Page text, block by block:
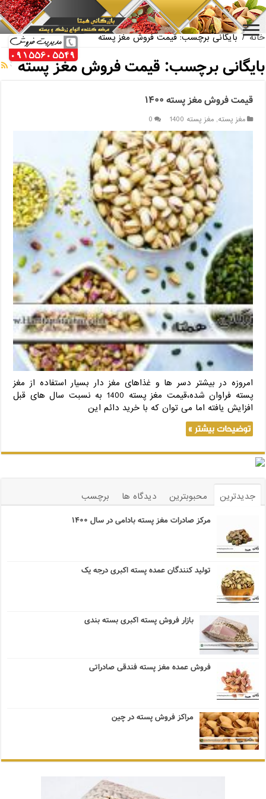
بازار فروش پسته اکبری بسته بندی
خانه / بایگانی برچسب: قیمت فروش مغز پسته
بایگانی برچسب: قیمت فروش مغز پسته
قیمت فروش مغز پسته ۱۴۰۰
مغز پسته,مغز پسته 1400 0
امروزه در بیشتر دسر ها و غذاهای مغز دار بسیار استفاده از مغز
پسته فراوان شده،قیمت مغز پسته 1400 به نسبت سال های قبل
افزایش یافته اما می توان که با خرید دائم این
توضیحات بیشتر »
جدیدترین محبوبترین دیدگاه ها برچسب
مرکز صادرات مغز پسته بادامی در سال ۱۴۰۰
تولید کنندگان عمده پسته اکبری درجه یک
بازار فروش پسته اکبری بسته بندی
فروش عمده مغز پسته فندقی صادراتی
مراکز فروش پسته در چین